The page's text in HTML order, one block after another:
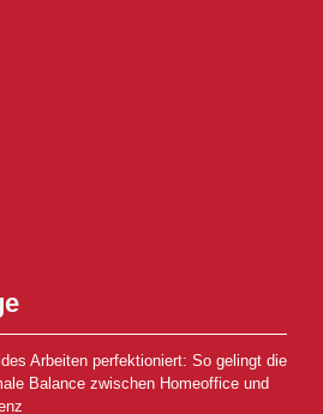
Arbeiten perfektioniert: So gelingt die
Balance zwischen Homeoffice und